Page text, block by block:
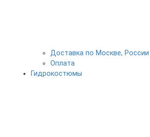
Доставка по Москве,
Оплата
Гидрокостюмы